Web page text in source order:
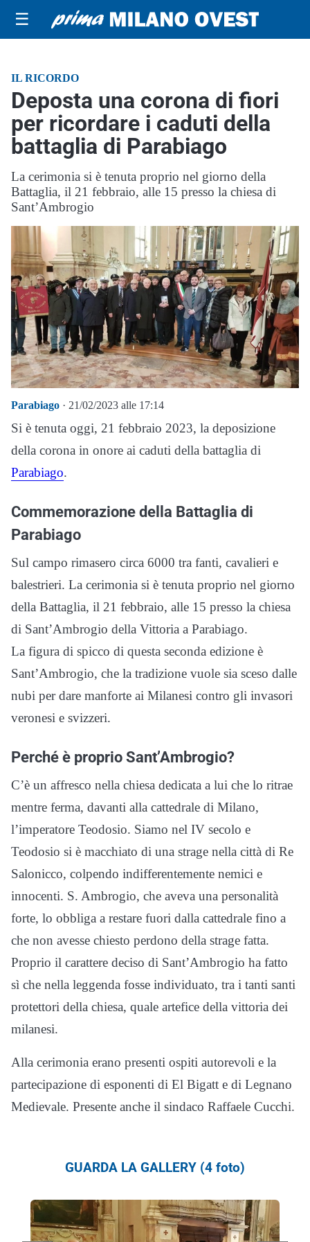
☰
IL RICORDO
Deposta una corona di fiori
per ricordare i caduti della
battaglia di Parabiago
La cerimonia si è tenuta proprio nel giorno della
Battaglia, il 21 febbraio, alle 15 presso la chiesa di
Sant’Ambrogio
Parabiago · 21/02/2023 alle 17:14
Si è tenuta oggi, 21 febbraio 2023, la deposizione
della corona in onore ai caduti della battaglia di
Parabiago.
Commemorazione della Battaglia di
Parabiago
Sul campo rimasero circa 6000 tra fanti, cavalieri e
balestrieri. La cerimonia si è tenuta proprio nel giorno
della Battaglia, il 21 febbraio, alle 15 presso la chiesa
di Sant’Ambrogio della Vittoria a Parabiago.
La figura di spicco di questa seconda edizione è
Sant’Ambrogio, che la tradizione vuole sia sceso dalle
nubi per dare manforte ai Milanesi contro gli invasori
veronesi e svizzeri.
Perché è proprio Sant’Ambrogio?
C’è un affresco nella chiesa dedicata a lui che lo ritrae
mentre ferma, davanti alla cattedrale di Milano,
l’imperatore Teodosio. Siamo nel IV secolo e
Teodosio si è macchiato di una strage nella città di Re
Salonicco, colpendo indifferentemente nemici e
innocenti. S. Ambrogio, che aveva una personalità
forte, lo obbliga a restare fuori dalla cattedrale fino a
che non avesse chiesto perdono della strage fatta.
Proprio il carattere deciso di Sant’Ambrogio ha fatto
sì che nella leggenda fosse individuato, tra i tanti santi
protettori della chiesa, quale artefice della vittoria dei
milanesi.
Alla cerimonia erano presenti ospiti autorevoli e la
partecipazione di esponenti di El Bigatt e di Legnano
Medievale. Presente anche il sindaco Raffaele Cucchi.
GUARDA LA GALLERY (4 foto)